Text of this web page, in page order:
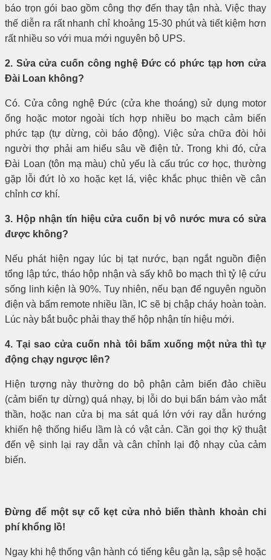
báo trọn gói bao gồm công thợ đến thay tận nhà. Việc thay
thế diễn ra rất nhanh chỉ khoảng 15-30 phút và tiết kiệm hơn
rất nhiều so với mua mới nguyên bộ UPS.
2. Sửa cửa cuốn công nghệ Đức có phức tạp hơn cửa
Đài Loan không?
Có. Cửa công nghệ Đức (cửa khe thoáng) sử dụng motor
ống hoặc motor ngoài tích hợp nhiều bo mạch cảm biến
phức tạp (tự dừng, còi báo động). Việc sửa chữa đòi hỏi
người thợ phải am hiểu sâu về điện tử. Trong khi đó, cửa
Đài Loan (tôn mạ màu) chủ yếu là cấu trúc cơ học, thường
gặp lỗi đứt lò xo hoặc kẹt lá, việc khắc phục thiên về cân
chỉnh cơ khí.
3. Hộp nhận tín hiệu cửa cuốn bị vô nước mưa có sửa
được không?
Nếu phát hiện ngay lúc bị tạt nước, bạn ngắt nguồn điện
tổng lập tức, tháo hộp nhận và sấy khô bo mạch thì tỷ lệ cứu
sống linh kiện là 90%. Tuy nhiên, nếu bạn để nguyên nguồn
điện và bấm remote nhiều lần, IC sẽ bị chập cháy hoàn toàn.
Lúc này bắt buộc phải thay thế hộp nhận tín hiệu mới.
4. Tại sao cửa cuốn nhà tôi bấm xuống một nửa thì tự
động chạy ngược lên?
Hiện tượng này thường do bộ phận cảm biến đảo chiều
(cảm biến tự dừng) quá nhạy, bị lỗi do bụi bẩn bám vào mắt
thần, hoặc nan cửa bị ma sát quá lớn với ray dẫn hướng
khiến hệ thống hiểu lầm là có vật cản. Cần gọi thợ kỹ thuật
đến vệ sinh lại ray dẫn và cân chỉnh lại độ nhạy của cảm
biến.
Đừng để một sự cố kẹt cửa nhỏ biến thành khoản chi
phí khổng lồ!
Ngay khi hệ thống vận hành có tiếng kêu gằn lạ, sập sệ hoặc